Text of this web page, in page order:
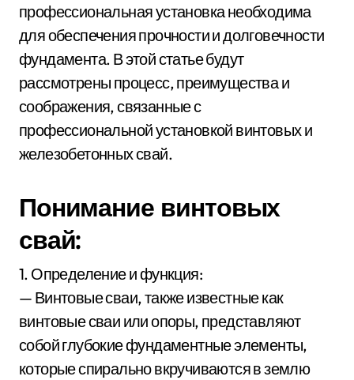
профессиональная установка необходима
для обеспечения прочности и долговечности
фундамента. В этой статье будут
рассмотрены процесс, преимущества и
соображения, связанные с
профессиональной установкой винтовых и
железобетонных свай.
Понимание винтовых
свай:
1. Определение и функция:
— Винтовые сваи, также известные как
винтовые сваи или опоры, представляют
собой глубокие фундаментные элементы,
которые спирально вкручиваются в землю